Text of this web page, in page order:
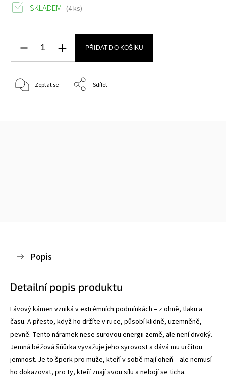
SKLADEM (4 ks)
PŘIDAT DO KOŠÍKU
Zeptat se Sdílet
Popis
Detailní popis produktu
Lávový kámen vzniká v extrémních podmínkách – z ohně, tlaku a
času. A přesto, když ho držíte v ruce, působí klidně, uzemněně,
pevně. Tento náramek nese surovou energii země, ale není divoký.
Jemná béžová šňůrka vyvažuje jeho syrovost a dává mu určitou
jemnost. Je to šperk pro muže, kteří v sobě mají oheň – ale nemusí
ho dokazovat, pro ty, kteří znají svou sílu a nebojí se ticha.